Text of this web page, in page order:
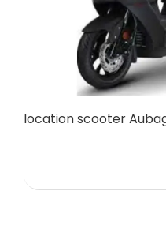
location scooter